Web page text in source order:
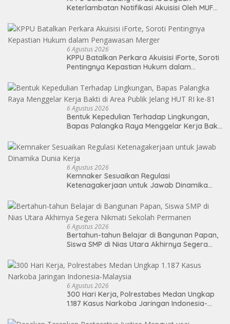
Keterlambatan Notifikasi Akuisisi Oleh MUFG
6 Agustus 2026
KPPU Batalkan Perkara Akuisisi iForte, Soroti
Pentingnya Kepastian Hukum dalam
6 Agustus 2026
Bentuk Kepedulian Terhadap Lingkungan,
Bapas Palangka Raya Menggelar Kerja Bakti
6 Agustus 2026
Kemnaker Sesuaikan Regulasi
Ketenagakerjaan untuk Jawab Dinamika
6 Agustus 2026
Bertahun-tahun Belajar di Bangunan Papan,
Siswa SMP di Nias Utara Akhirnya Segera
6 Agustus 2026
300 Hari Kerja, Polrestabes Medan Ungkap
1.187 Kasus Narkoba Jaringan Indonesia-